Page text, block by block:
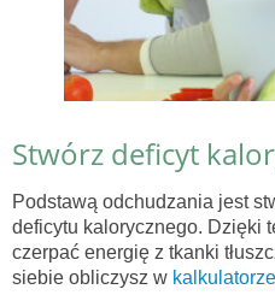
Stwórz deficyt
Podstawą odchudzania jest
deficytu kalorycznego. Dzięki
czerpać energię z tkanki
siebie obliczysz w